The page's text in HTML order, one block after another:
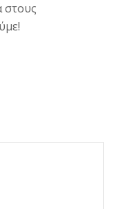
στους